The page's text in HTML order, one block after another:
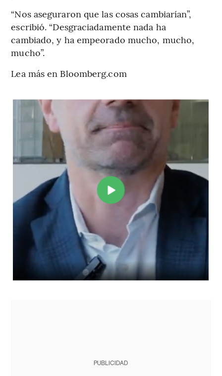
“Nos aseguraron que las cosas cambiarían”,
escribió. “Desgraciadamente nada ha
cambiado, y ha empeorado mucho, mucho,
mucho”.
Lea más en Bloomberg.com
PUBLICIDAD